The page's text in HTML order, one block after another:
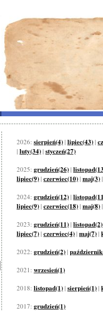
2026: sierpień(4) | lipiec(43) |
| luty(34) | styczeń(27)
2025: grudzień(26) |
lipiec(9) | czerwiec(10) | maj(3)
2024: grudzień(12) |
lipiec(9) | czerwiec(18) | maj(8)
2023: grudzień(11) | listopad(2)
lipiec(7) | czerwiec(4) | maj(7) |
2022: grudzień(2) |
2021: wrzesień(1)
2018: listopad(1) | sierpień(1) |
2017: grudzień(1)